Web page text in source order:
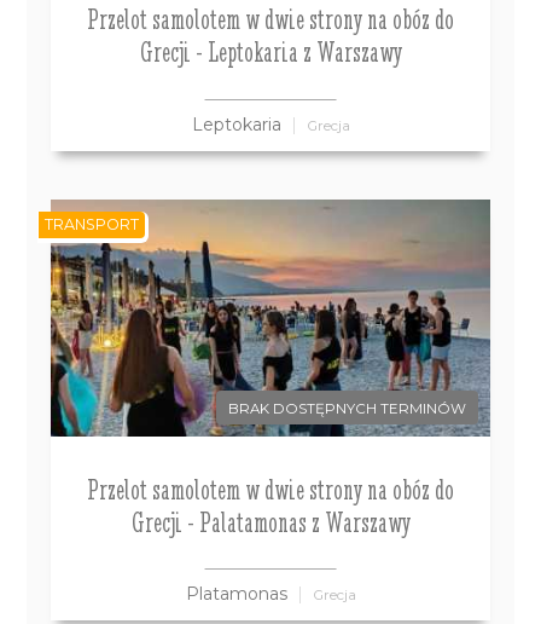
Przelot samolotem w dwie strony na obóz do
Grecji - Leptokaria z Warszawy
Leptokaria Grecja
BRAK DOSTĘPNYCH TERMINÓW
Przelot samolotem w dwie strony na obóz do
Grecji - Palatamonas z Warszawy
Platamonas Grecja
TRANSPORT